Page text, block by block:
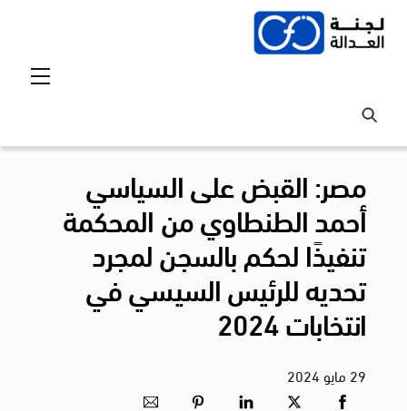
Skip
مصر: القبض على السياسي
أحمد الطنطاوي من المحكمة
تنفيذًا لحكم بالسجن لمجرد
تحديه للرئيس السيسي في
انتخابات 2024
29 مايو 2024